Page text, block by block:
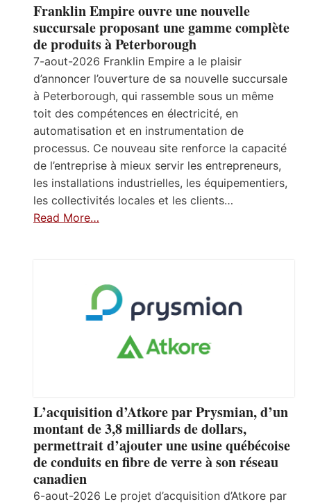
Franklin Empire ouvre une nouvelle
succursale proposant une gamme complète
de produits à Peterborough
7-aout-2026 Franklin Empire a le plaisir
d’annoncer l’ouverture de sa nouvelle succursale
à Peterborough, qui rassemble sous un même
toit des compétences en électricité, en
automatisation et en instrumentation de
processus. Ce nouveau site renforce la capacité
de l’entreprise à mieux servir les entrepreneurs,
les installations industrielles, les équipementiers,
les collectivités locales et les clients…
Read More…
L’acquisition d’Atkore par Prysmian, d’un
montant de 3,8 milliards de dollars,
permettrait d’ajouter une usine québécoise
de conduits en fibre de verre à son réseau
canadien
6-aout-2026 Le projet d’acquisition d’Atkore par